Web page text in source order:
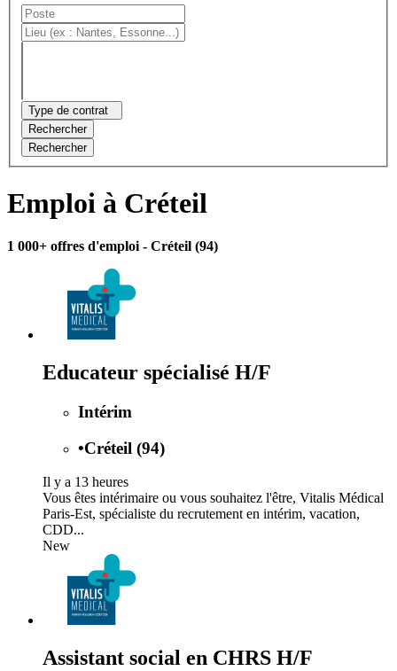
Type de contrat
Rechercher
Rechercher
Emploi à Créteil
1 000+ offres d'emploi - Créteil (94)
Educateur spécialisé H/F
Intérim
•Créteil (94)
Il y a 13 heures
Vous êtes intérimaire ou vous souhaitez l'être, Vitalis Médical
Paris-Est, spécialiste du recrutement en intérim, vacation,
CDD...
New
Assistant social en CHRS H/F